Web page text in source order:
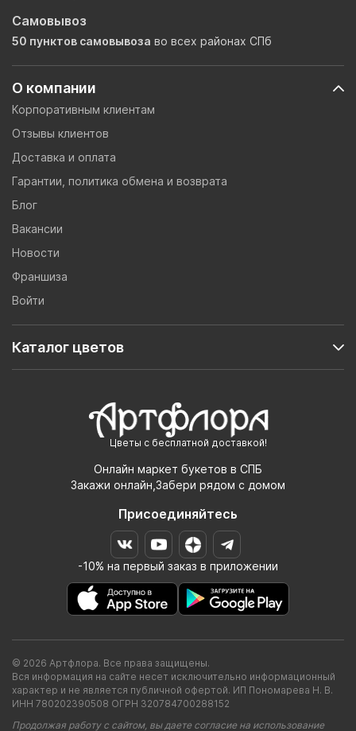
Цветы с бесплатной доставкой!
Онлайн маркет букетов в СПБ
Закажи онлайн,Забери рядом с домом
Присоединяйтесь
-10% на первый заказ в приложении
О компании
Корпоративным клиентам
Отзывы клиентов
Доставка и оплата
Гарантии, политика обмена и возврата
Блог
Вакансии
Новости
Франшиза
Войти
Каталог цветов
Самовывоз
50 пунктов самовывоза во всех районах СПб
© 2026 Артфлора. Все права защищены.
Вся информация на сайте несет исключительно информационный
характер и не является публичной офертой. ИП Пономарева Н. В.
ИНН 780202390508 ОГРН 320784700288152
Продолжая работу с сайтом, вы даете согласие на использование